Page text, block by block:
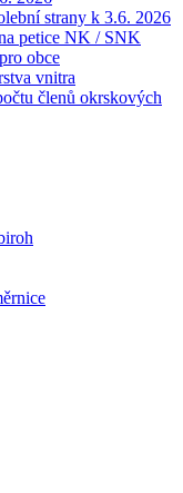
strany k 3.6. 2026
petice NK / SNK
obce
vnitra
členů okrskových